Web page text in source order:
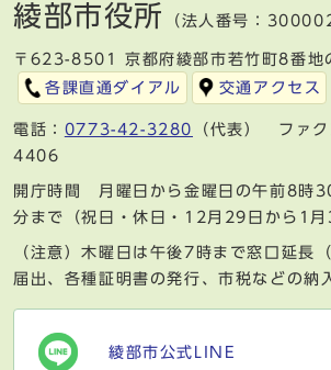
綾部市役所 （法人番号：
〒623-8501 京都府綾部市若竹町8番地
各課直通ダイアル
交通アクセス
電話： 0773-42-3280
（代表） ファ
4406
開庁時間 月曜日から金曜日の午前8時
分まで（祝日・休日・12月29日から1月
（注意）木曜日は午後7時まで窓口延長
届出、各種証明書の発行、市税などの納
綾部市公式LINE